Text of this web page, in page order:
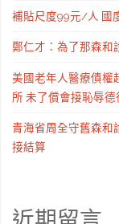
補貼尺度99元/人 國
鄭仁才：為了那森和
美國老年人醫療債權
所 未了償會接恥辱德
青海省周全守舊森和
接結算